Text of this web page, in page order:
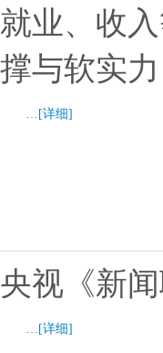
就业、收
撑与软实
… [详细]
央视《新
… [详细]